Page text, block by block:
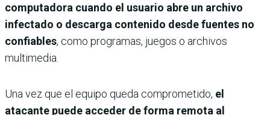
computadora cuando el usuario abre un archivo
infectado o descarga contenido desde fuentes no
confiables, como programas, juegos o archivos
multimedia.
Una vez que el equipo queda comprometido, el
atacante puede acceder de forma remota al